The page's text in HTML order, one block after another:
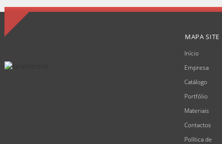
MAPA SITE
Início
Empresa
Catálogo
Portfólio
Materiais
Contactos
Política de